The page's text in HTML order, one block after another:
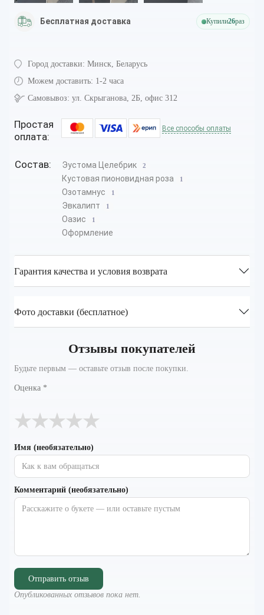
Бесплатная доставка Купили26раз
Город доставки: Минск, Беларусь
Можем доставить: 1-2 часа
Самовывоз: ул. Скрыганова, 2Б, офис 312
Простая
оплата:
Все способы оплаты
Состав: Эустома Целебрик 2
Кустовая пионовидная роза 1
Озотамнус 1
Эвкалипт 1
Оазис 1
Оформление
Гарантия качества и условия возврата
Фото доставки (бесплатное)
Отзывы покупателей
Будьте первым — оставьте отзыв после покупки.
Оценка *
★
★
★
★
★
Имя (необязательно)
Комментарий (необязательно)
Отправить отзыв
Опубликованных отзывов пока нет.